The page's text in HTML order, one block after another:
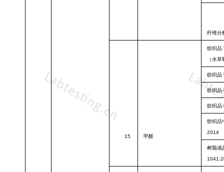
纤维分
15 甲醛
纺织品
（水萃
纺织品
纺织品
纺织品
纺织品
2014
树脂成